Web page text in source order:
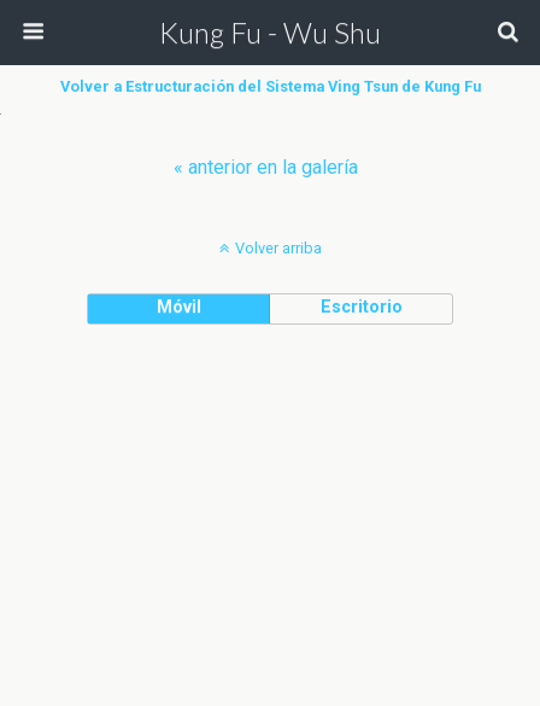
Kung Fu - Wu Shu
Volver a Estructuración del Sistema Ving Tsun de Kung Fu
« anterior en la galería
Volver arriba
Móvil Escritorio